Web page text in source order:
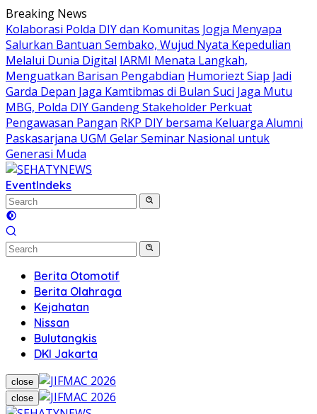
Skip
to
content
Breaking News
Kolaborasi Polda DIY dan Komunitas Jogja Menyapa
Salurkan Bantuan Sembako, Wujud Nyata Kepedulian
Melalui Dunia Digital IARMI Menata Langkah,
Menguatkan Barisan Pengabdian Humoriezt Siap Jadi
Garda Depan Jaga Kamtibmas di Bulan Suci Jaga Mutu
MBG, Polda DIY Gandeng Stakeholder Perkuat
Pengawasan Pangan RKP DIY bersama Keluarga Alumni
Paskasarjana UGM Gelar Seminar Nasional untuk
Generasi Muda
EventIndeks
Berita Otomotif
Berita Olahraga
Kejahatan
Nissan
Bulutangkis
DKI Jakarta
close
close